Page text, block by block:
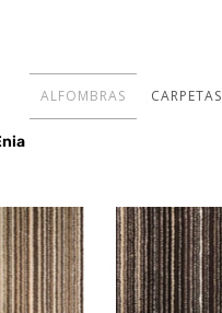
ALFOMBRAS CARPETAS